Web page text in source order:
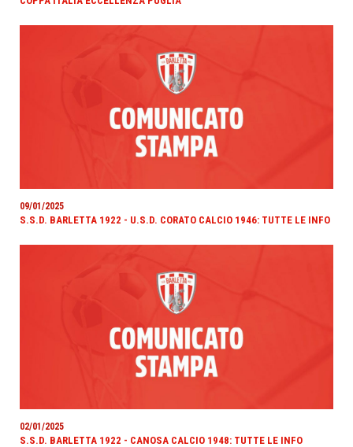
09/01/2025
S.S.D. BARLETTA 1922 - U.S.D. CORATO CALCIO 1946: TUTTE LE INFO
02/01/2025
S.S.D. BARLETTA 1922 - CANOSA CALCIO 1948: TUTTE LE INFO